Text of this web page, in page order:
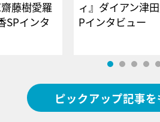
藤樹愛羅
SPインタ
ィ』ダイアン津
Pインタビ
ピックアップ記事